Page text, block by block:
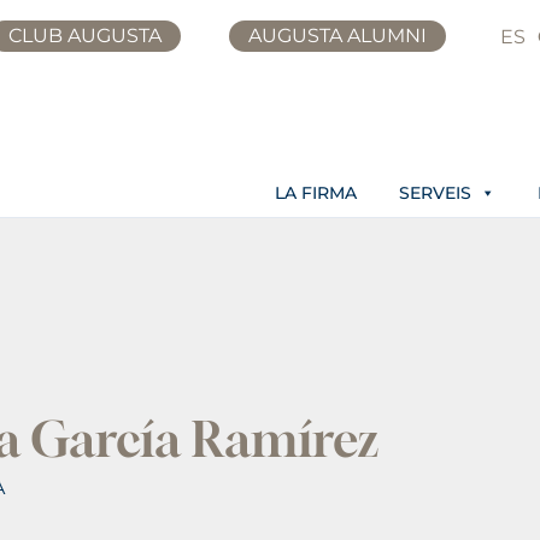
CLUB AUGUSTA AUGUSTA ALUMNI ES
LA FIRMA SERVEIS
García Ramírez